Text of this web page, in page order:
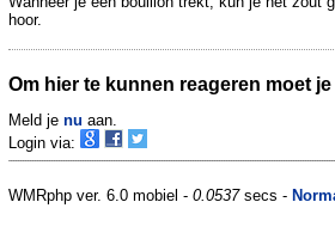
hoor.
Om hier te kunnen reageren moet
Meld je nu aan.
Login via:
WMRphp ver. 6.0 mobiel - 0.0537secs -